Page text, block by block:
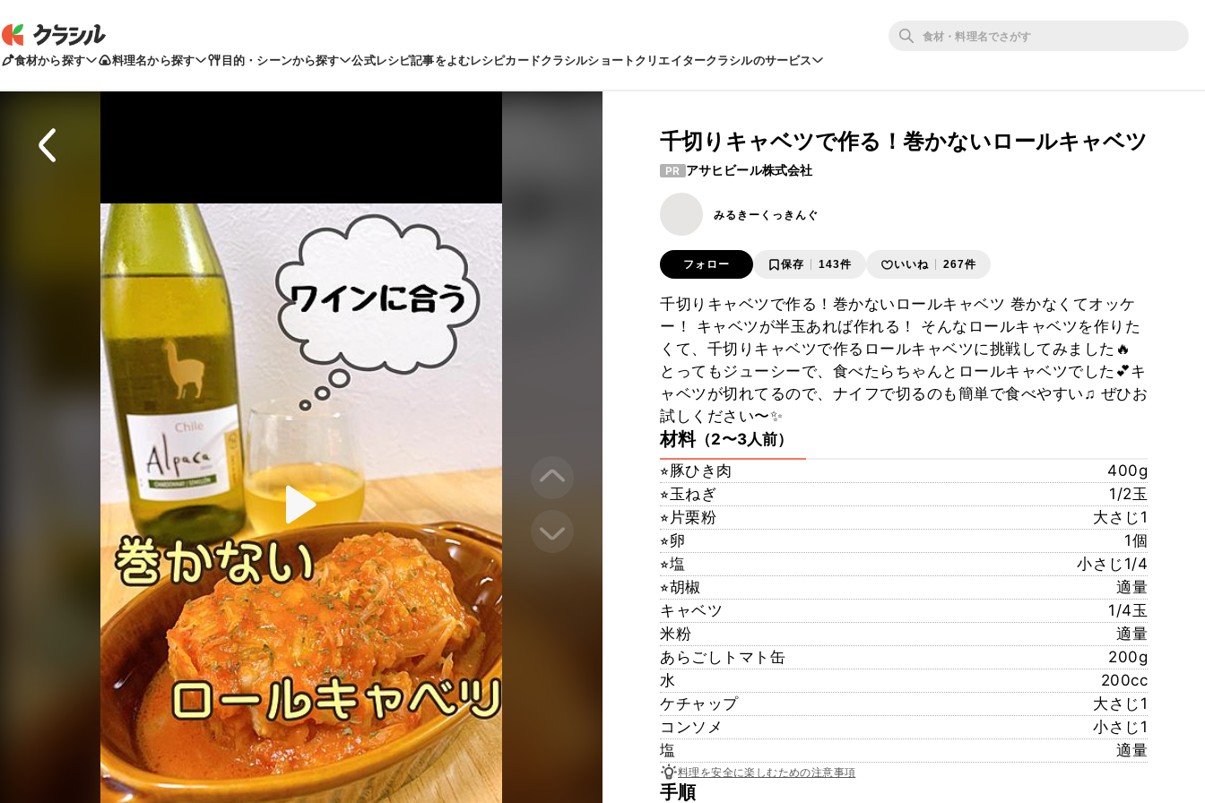
食材から探す 料理名から探す 目的・シーンから探す 公式レシピ記事をよむレシピカードクラシルショートクリエイタークラシルのサービス
千切りキャベツで作る！巻かないロールキャベツ
PR アサヒビール株式会社
みるきーくっきんぐ
フォロー 保存 143件 いいね 267件
千切りキャベツで作る！巻かないロールキャベツ 巻かなくてオッケ
ー！ キャベツが半玉あれば作れる！ そんなロールキャベツを作りた
くて、千切りキャベツで作るロールキャベツに挑戦してみました🔥
とってもジューシーで、食べたらちゃんとロールキャベツでした💕キ
ャベツが切れてるので、ナイフで切るのも簡単で食べやすい♫ ぜひお
試しください〜✨
材料（2〜3人前）
⭐︎豚ひき肉
400g
⭐︎玉ねぎ
1/2玉
⭐︎片栗粉
大さじ1
⭐︎卵
1個
⭐︎塩
小さじ1/4
⭐︎胡椒
適量
キャベツ
1/4玉
米粉
適量
あらごしトマト缶
200g
水
200cc
ケチャップ
大さじ1
コンソメ
小さじ1
塩
適量
料理を安全に楽しむための注意事項
手順